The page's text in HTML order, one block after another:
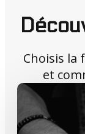
Choisis la
et